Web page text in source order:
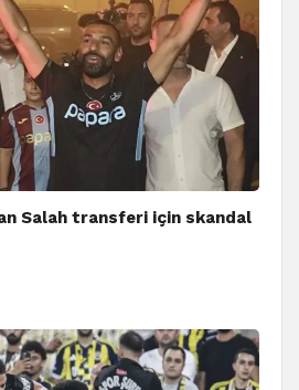
Salah transferi için skandal